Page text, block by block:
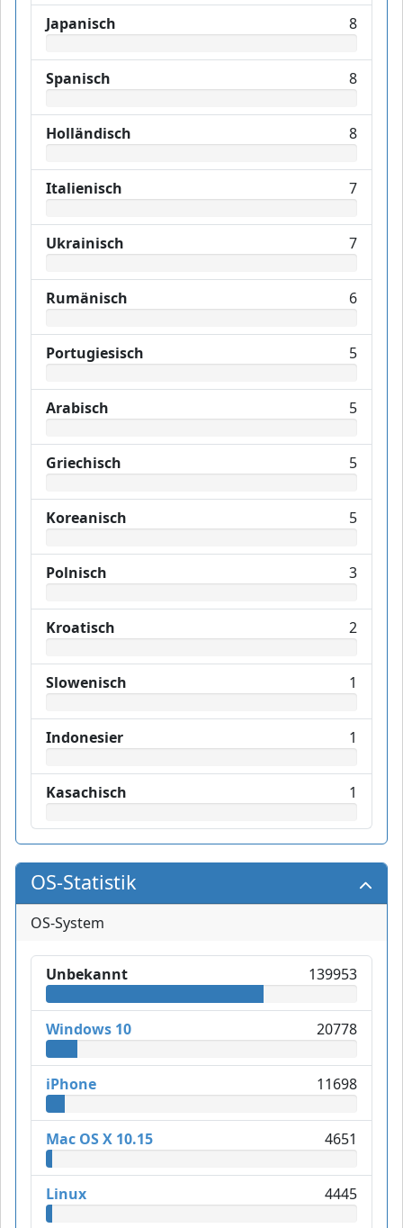
Japanisch 8
Spanisch 8
Holländisch 8
Italienisch 7
Ukrainisch 7
Rumänisch 6
Portugiesisch 5
Arabisch 5
Griechisch 5
Koreanisch 5
Polnisch 3
Kroatisch 2
Slowenisch 1
Indonesier 1
Kasachisch 1
OS-Statistik
OS-System
Unbekannt 139953
Windows 10 20778
iPhone 11698
Mac OS X 10.15 4651
Linux 4445